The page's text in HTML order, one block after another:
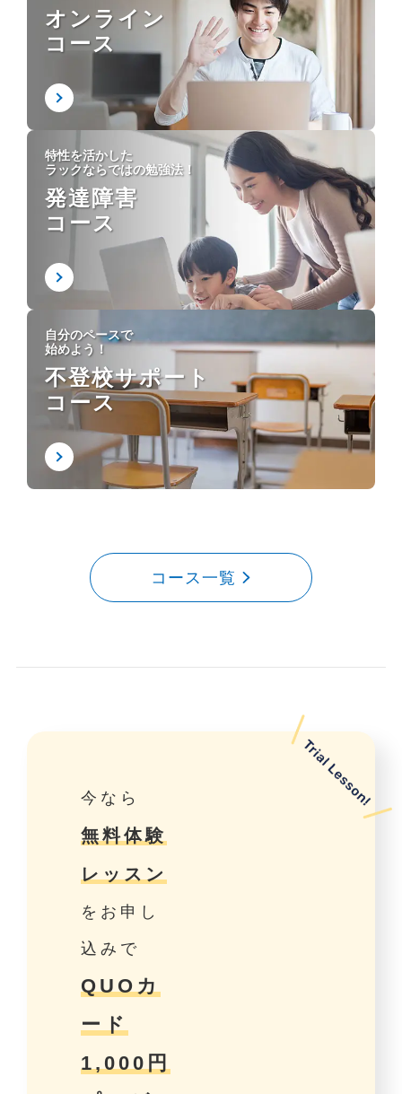
オンライン
コース
特性を活かした
ラックならではの勉強法！
発達障害
コース
自分のペースで
始めよう！
不登校サポート
コース
コース一覧
今なら
無料体験
レッスン
をお申し
込みで
QUOカ
ード
1,000円